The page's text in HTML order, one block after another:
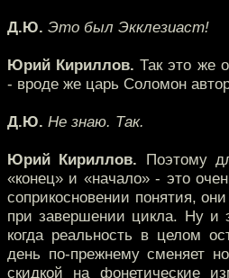
Д.Ю. Это был Экклезиаст!
Юрий Кириллов. Так это же
- вроде же царь Соломон
Д.Ю. Не знаю. Так.
Юрий Кириллов. Поэтому
«конец» и «начало» - это
соприкосновении понятия,
при завершении цикла. Ну и
когда реальность в целом
день по-прежнему сменяет
скидкой на фонетические